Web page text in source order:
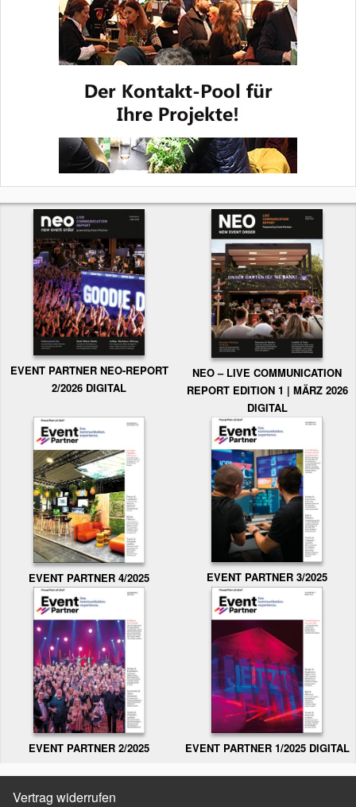
EVENT PARTNER NEO-REPORT
2/2026 DIGITAL
NEO – LIVE COMMUNICATION
REPORT EDITION 1 | MÄRZ 2026
DIGITAL
EVENT PARTNER 4/2025 EVENT PARTNER 3/2025
EVENT PARTNER 2/2025 EVENT PARTNER 1/2025 DIGITAL
Vertrag widerrufen